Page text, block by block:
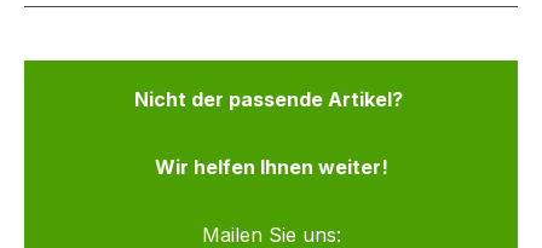
Nicht der passende Artikel?
Wir helfen Ihnen weiter!
Mailen Sie uns: